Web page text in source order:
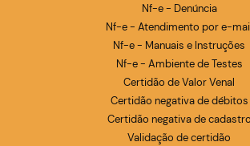
Nf-e - Denúncia
Nf-e - Atendimento por e-
Nf-e - Manuais e Instruções
Nf-e - Ambiente de Testes
Certidão de Valor Venal
Certidão negativa de débitos
Certidão negativa de cadastro
Validação de certidão